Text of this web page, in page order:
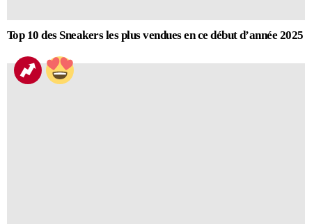
Top 10 des Sneakers les plus vendues en ce début d’année 2025